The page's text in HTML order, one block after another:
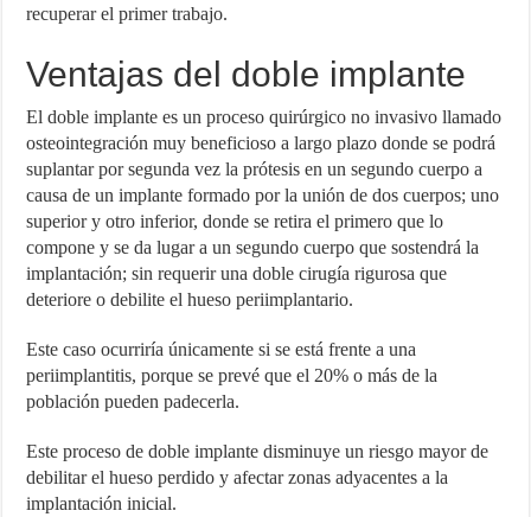
recuperar el primer trabajo.
Ventajas del doble implante
El doble implante es un proceso quirúrgico no invasivo llamado
osteointegración muy beneficioso a largo plazo donde se podrá
suplantar por segunda vez la prótesis en un segundo cuerpo a
causa de un implante formado por la unión de dos cuerpos; uno
superior y otro inferior, donde se retira el primero que lo
compone y se da lugar a un segundo cuerpo que sostendrá la
implantación; sin requerir una doble cirugía rigurosa que
deteriore o debilite el hueso periimplantario.
Este caso ocurriría únicamente si se está frente a una
periimplantitis, porque se prevé que el 20% o más de la
población pueden padecerla.
Este proceso de doble implante disminuye un riesgo mayor de
debilitar el hueso perdido y afectar zonas adyacentes a la
implantación inicial.